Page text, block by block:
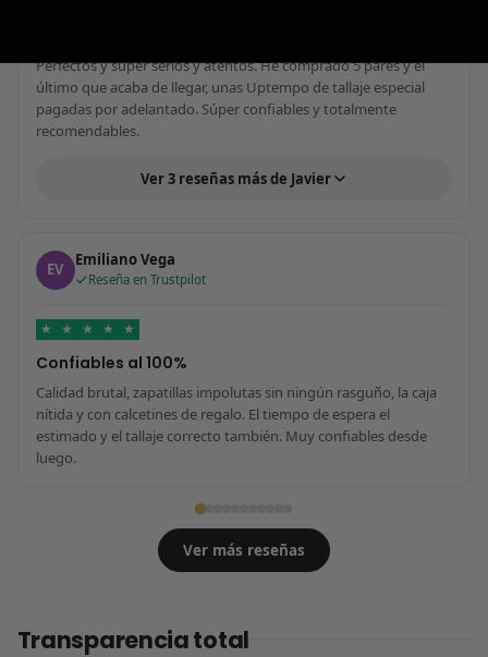
Perfectos y súper serios y atentos. He comprado 5 pares y el
último que acaba de llegar, unas Uptempo de tallaje especial
pagadas por adelantado. Súper confiables y totalmente
recomendables.
Ver 3 reseñas más de Javier
EV Emiliano Vega
Reseña en Trustpilot
★ ★ ★ ★ ★
Confiables al 100%
Calidad brutal, zapatillas impolutas sin ningún rasguño, la caja
nítida y con calcetines de regalo. El tiempo de espera el
estimado y el tallaje correcto también. Muy confiables desde
luego.
Ver más reseñas
Transparencia total